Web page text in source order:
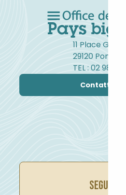
11 Place
29120 Pont-
TEL : 02 98 82
Contattateci
SEGUITECI